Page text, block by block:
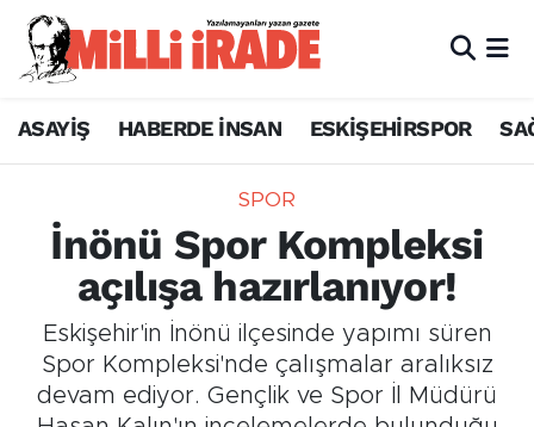
ASAYİŞ HABERDE İNSAN ESKİŞEHİRSPOR
SPOR
İnönü Spor Kompleksi
açılışa hazırlanıyor!
Eskişehir'in İnönü ilçesinde yapımı süren
Spor Kompleksi'nde çalışmalar aralıksız
devam ediyor. Gençlik ve Spor İl Müdürü